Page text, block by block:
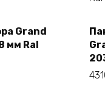
Grand
мм Ral